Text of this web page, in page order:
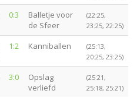
0:3
Balletje voor
de Sfeer
(22:25,
23:25, 22:25)
1:2 Kanniballen
(25:13,
20:25, 23:25)
3:0
Opslag
verliefd
(25:21,
25:18, 25:21)